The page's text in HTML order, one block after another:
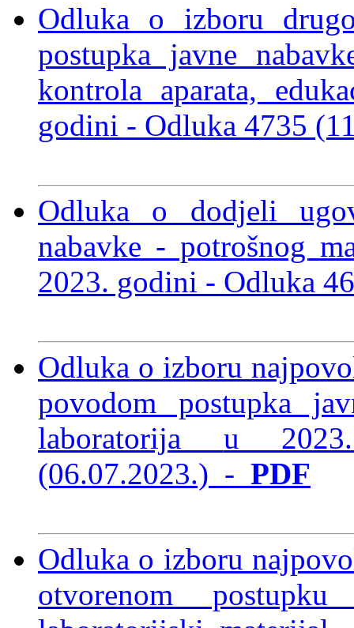
Odluka o izboru
postupka javne
kontrola aparata,
godini - Odluka 4735
Odluka o dodjeli
nabavke - potrošnog
2023. godini - Odluka
Odluka o izboru
povodom postupka
laboratorija u
(06.07.2023.) - PDF
Odluka o izboru
otvorenom